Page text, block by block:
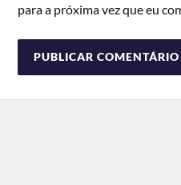
para a próxima vez que eu